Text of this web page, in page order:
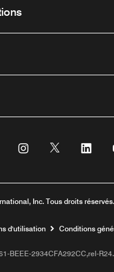
Facebook
une nouvelle fenêtre
Instagram
Ouvre une nouvelle
Twitter
Ouvre une
Ouvre
Inc. Tous droits
nouvelle fenêtre
d'utilisation Conditions
BEEE-2934CFA292CC,rel-